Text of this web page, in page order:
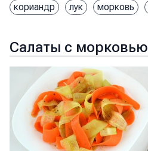
кориандр лук морковь
Салаты с морковью